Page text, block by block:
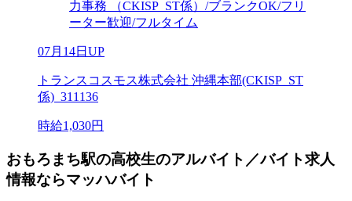
力事務 （CKISP_ST係）/ブランクOK/フリ
ーター歓迎/フルタイム
07月14日UP
トランスコスモス株式会社 沖縄本部(CKISP_ST
係)_311136
時給1,030円
おもろまち駅の高校生のアルバイト／バイト求人
情報ならマッハバイト